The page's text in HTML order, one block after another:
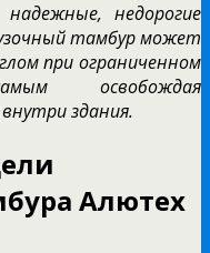
недорогие
тамбур может
при ограниченном
освобождая
здания.
Алютех